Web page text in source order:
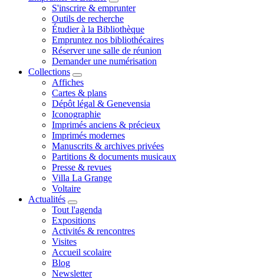
S'inscrire & emprunter
Outils de recherche
Étudier à la Bibliothèque
Empruntez nos bibliothécaires
Réserver une salle de réunion
Demander une numérisation
Collections
Affiches
Cartes & plans
Dépôt légal & Genevensia
Iconographie
Imprimés anciens & précieux
Imprimés modernes
Manuscrits & archives privées
Partitions & documents musicaux
Presse & revues
Villa La Grange
Voltaire
Actualités
Tout l'agenda
Expositions
Activités & rencontres
Visites
Accueil scolaire
Blog
Newsletter